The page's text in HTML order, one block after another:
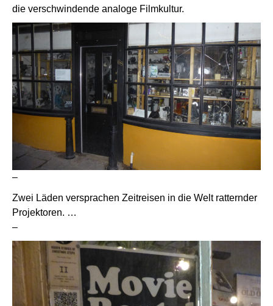
die verschwindende analoge Filmkultur.
–
Zwei Läden versprachen Zeitreisen in die Welt ratternder
Projektoren. …
–